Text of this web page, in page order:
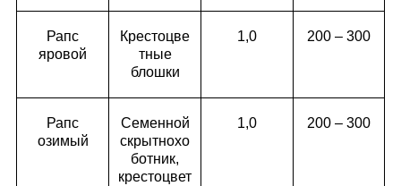
Рапс
яровой
Крестоцве
тные
блошки
1,0 200 – 300
Рапс
озимый
Семенной
скрытнохо
ботник,
крестоцвет
1,0 200 – 300